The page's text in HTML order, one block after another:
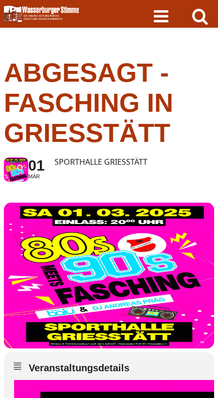
Skip
to
content
ABGESAGT -
FASCHING IN
GRIESSTÄTT
01
MÄR
SPORTHALLE GRIESSTÄTT
Veranstaltungsdetails